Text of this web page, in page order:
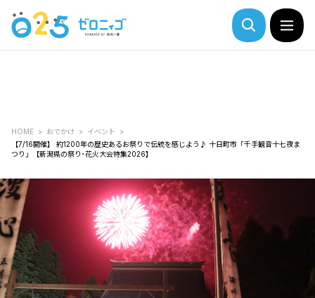
HOME おでかけ
イベント
【7/16開催】 約1200年の歴史あるお祭りで伝統を感じよう♪ 十日町市「千手観音十七夜ま
つり」【新潟県の祭り･花火大会特集2026】